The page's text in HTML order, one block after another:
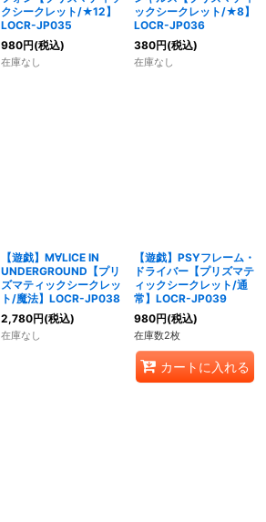
クシークレット/★12】
LOCR-JP035
980円(税込)
在庫なし
ックシークレット/★8】
LOCR-JP036
380円(税込)
在庫なし
【遊戯】M∀LICE IN
UNDERGROUND【プリ
ズマティックシークレッ
ト/魔法】LOCR-JP038
2,780円(税込)
在庫なし
【遊戯】PSYフレーム・
ドライバー【プリズマテ
ィックシークレット/通
常】LOCR-JP039
980円(税込)
在庫数2枚
カートに入れる